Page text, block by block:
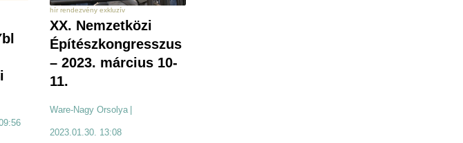
hír rendezvény exkluzív
XX. Nemzetközi
Építészkongresszus
– 2023. március 10-
11.
Ware-Nagy Orsolya
2023.01.30. 13:08